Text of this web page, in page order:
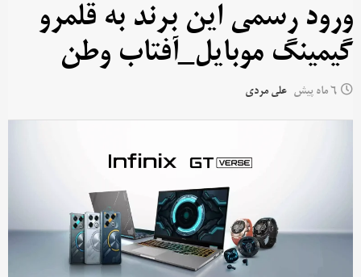
ورود رسمی این برند به قلمرو
گیمینگ موبایل_آفتاب وطن
6 ماه پیش علی مردی